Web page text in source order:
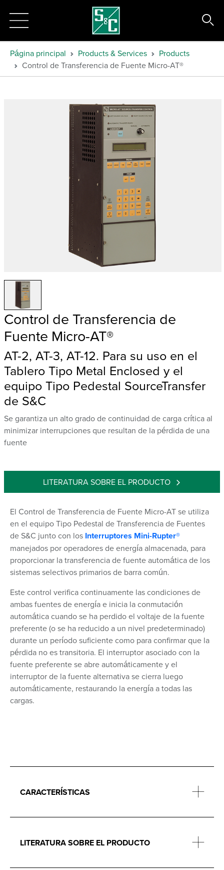
Página principal Products & Services
Products
Control de Transferencia de Fuente Micro-AT®
Control de Transferencia de
Fuente Micro-AT®
AT-2, AT-3, AT-12. Para su uso en el
Tablero Tipo Metal Enclosed y el
equipo Tipo Pedestal SourceTransfer
de S&C
Se garantiza un alto grado de continuidad de carga crítica al
minimizar interrupciones que resultan de la pérdida de una
fuente
LITERATURA SOBRE EL PRODUCTO
El Control de Transferencia de Fuente Micro-AT se utiliza
en el equipo Tipo Pedestal de Transferencia de Fuentes
de S&C junto con los Interruptores Mini-Rupter®
manejados por operadores de energía almacenada, para
proporcionar la transferencia de fuente automática de los
sistemas selectivos primarios de barra común.
Este control verifica continuamente las condiciones de
ambas fuentes de energía e inicia la conmutación
automática cuando se ha perdido el voltaje de la fuente
preferente (o se ha reducido a un nivel predeterminado)
durante un período suficiente como para confirmar que la
pérdida no es transitoria. El interruptor asociado con la
fuente preferente se abre automáticamente y el
interruptor de la fuente alternativa se cierra luego
automáticamente, restaurando la energía a todas las
cargas.
CARACTERÍSTICAS
LITERATURA SOBRE EL PRODUCTO